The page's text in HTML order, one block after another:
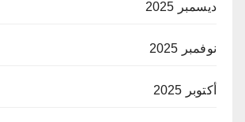
ديسمبر 2025
نوفمبر 2025
أكتوبر 2025